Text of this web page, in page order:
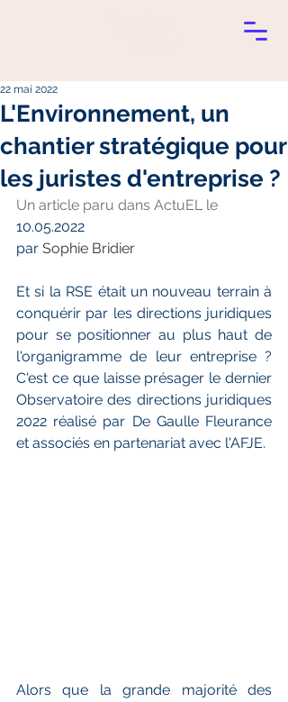
L'Environnement, un
chantier stratégique pour
les juristes d'entreprise ?
22 mai 2022
Un article paru dans ActuEL le
10.05.2022
par Sophie Bridier
Et si la RSE était un nouveau terrain à
conquérir par les directions juridiques
pour se positionner au plus haut de
l'organigramme de leur entreprise ?
C'est ce que laisse présager le dernier
Observatoire des directions juridiques
2022 réalisé par De Gaulle Fleurance
et associés en partenariat avec l'AFJE.
Alors que la grande majorité des